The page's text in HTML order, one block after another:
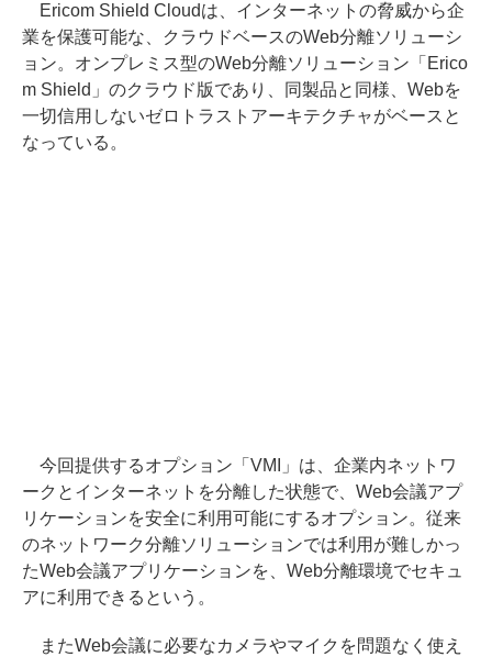
Ericom Shield Cloudは、インターネットの脅威から企
業を保護可能な、クラウドベースのWeb分離ソリューシ
ョン。オンプレミス型のWeb分離ソリューション「Erico
m Shield」のクラウド版であり、同製品と同様、Webを
一切信用しないゼロトラストアーキテクチャがベースと
なっている。
今回提供するオプション「VMI」は、企業内ネットワ
ークとインターネットを分離した状態で、Web会議アプ
リケーションを安全に利用可能にするオプション。従来
のネットワーク分離ソリューションでは利用が難しかっ
たWeb会議アプリケーションを、Web分離環境でセキュ
アに利用できるという。
またWeb会議に必要なカメラやマイクを問題なく使え